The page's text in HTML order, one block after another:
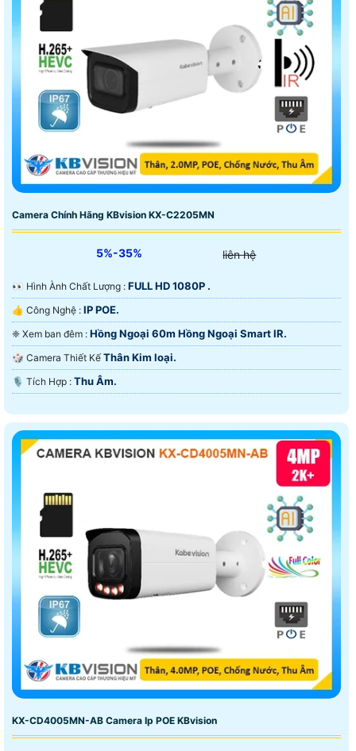
Camera Chính Hãng KBvision KX-C2205MN
5%-35% liên hệ
️👀 Hình Ành Chất Lượng : FULL HD 1080P .
👍 Công Nghệ : IP POE.
❈ Xem ban đêm : Hồng Ngoại 60m Hồng Ngoại Smart IR.
🎲 Camera Thiết Kế Thân Kim loại.
️🎙 Tích Hợp : Thu Âm.
KX-CD4005MN-AB Camera Ip POE KBvision